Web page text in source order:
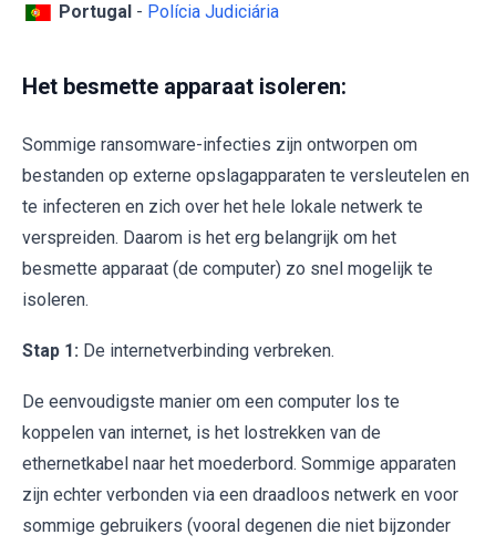
Portugal - Polícia Judiciária
Het besmette apparaat isoleren:
Sommige ransomware-infecties zijn ontworpen om
bestanden op externe opslagapparaten te versleutelen en
te infecteren en zich over het hele lokale netwerk te
verspreiden. Daarom is het erg belangrijk om het
besmette apparaat (de computer) zo snel mogelijk te
isoleren.
Stap 1: De internetverbinding verbreken.
De eenvoudigste manier om een computer los te
koppelen van internet, is het lostrekken van de
ethernetkabel naar het moederbord. Sommige apparaten
zijn echter verbonden via een draadloos netwerk en voor
sommige gebruikers (vooral degenen die niet bijzonder